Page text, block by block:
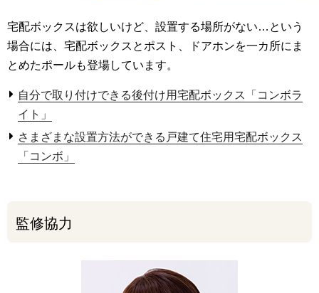
宅配ボックスは欲しいけど、設置する場所がない…という
場合には、宅配ボックスとポスト、ドアホンを一カ所にま
とめたポールも登場しています。
自分で取り付けできる後付け用宅配ボックス「コンボラ
イト」
さまざまな設置方法ができる戸建て住宅用宅配ボックス
「コンボ」
監修協力